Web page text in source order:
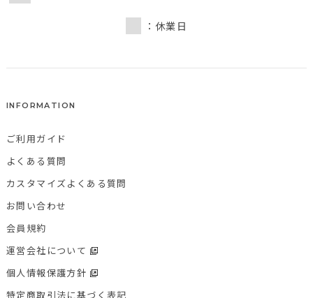
：休業日
INFORMATION
ご利用ガイド
よくある質問
カスタマイズよくある質問
お問い合わせ
会員規約
運営会社について
個人情報保護方針
特定商取引法に基づく表記